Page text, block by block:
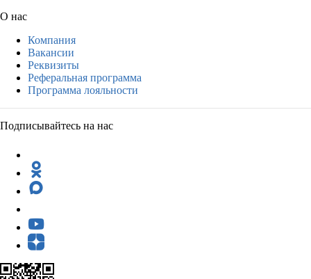
О нас
Компания
Вакансии
Реквизиты
Реферальная программа
Программа лояльности
Подписывайтесь на нас